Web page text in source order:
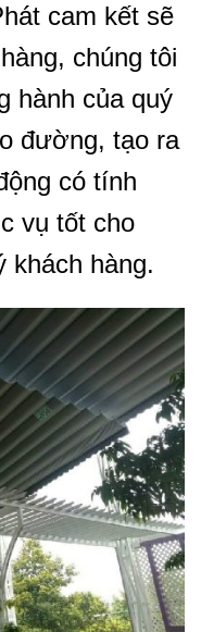
cam kết sẽ
chúng tôi
hành của quý
đường, tạo ra
có tính
vụ tốt cho
khách hàng.